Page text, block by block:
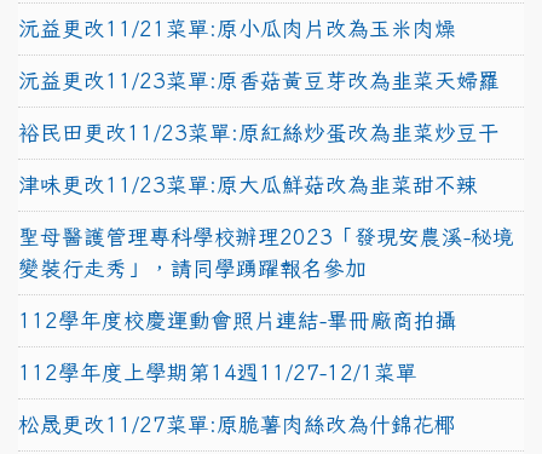
沅益更改11/21菜單:原小瓜肉片改為玉米肉燥
沅益更改11/23菜單:原香菇黃豆芽改為韭菜天婦羅
裕民田更改11/23菜單:原紅絲炒蛋改為韭菜炒豆干
津味更改11/23菜單:原大瓜鮮菇改為韭菜甜不辣
聖母醫護管理專科學校辦理2023「發現安農溪-秘境
變裝行走秀」，請同學踴躍報名參加
112學年度校慶運動會照片連結-畢冊廠商拍攝
112學年度上學期第14週11/27-12/1菜單
松晟更改11/27菜單:原脆薯肉絲改為什錦花椰